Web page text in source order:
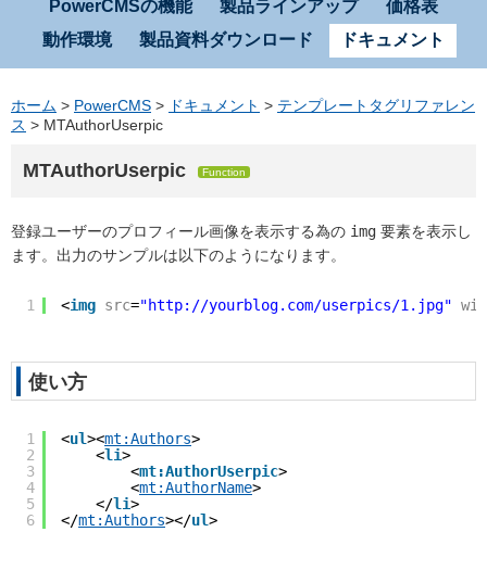
PowerCMSの機能 製品ラインアップ
価格表
動作環境
製品資料ダウンロード ドキュメント
ホーム > PowerCMS > ドキュメント > テンプレートタグリファレン
ス > MTAuthorUserpic
MTAuthorUserpic Function
登録ユーザーのプロフィール画像を表示する為の img 要素を表示し
ます。出力のサンプルは以下のようになります。
1 <img src="http://yourblog.com/userpics/1.jpg"
使い方
1
2
3
4
5
6
<ul><mt:Authors>
<li>
<mt:AuthorUserpic>
<mt:AuthorName>
</li>
</mt:Authors></ul>